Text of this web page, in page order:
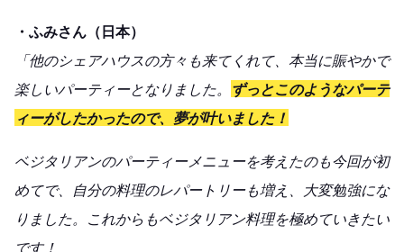
・ふみさん（日本）
「他のシェアハウスの方々も来てくれて、本当に賑やかで
楽しいパーティーとなりました。
ずっとこのようなパーテ
ィーがしたかったので、夢が叶いました！
ベジタリアンのパーティーメニューを考えたのも今回が初
めてで、自分の料理のレパートリーも増え、大変勉強にな
りました。これからもベジタリアン料理を極めていきたい
です！